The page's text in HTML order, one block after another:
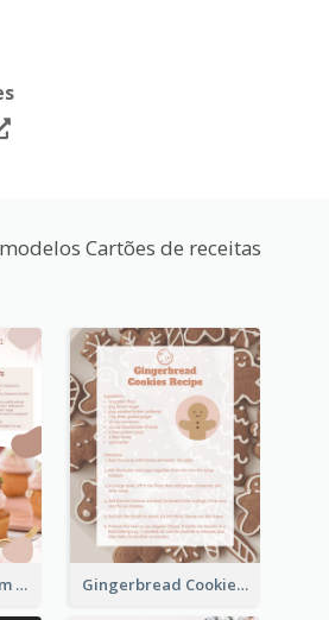
Cartões de receitas
Guava Buttercream Cupcake Cards Recipe Card Gingerbread Cookies Recipe Card